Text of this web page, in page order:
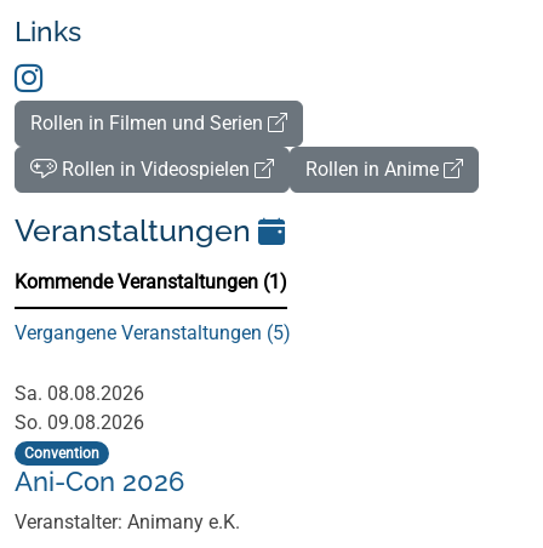
Links
Rollen in Filmen und Serien
Rollen in Videospielen
Rollen in Anime
Veranstaltungen
Kommende Veranstaltungen (1)
Vergangene Veranstaltungen (5)
Kommende Veranstaltungen (1)
Sa. 08.08.2026
So. 09.08.2026
Convention
Ani-Con 2026
Veranstalter: Animany e.K.